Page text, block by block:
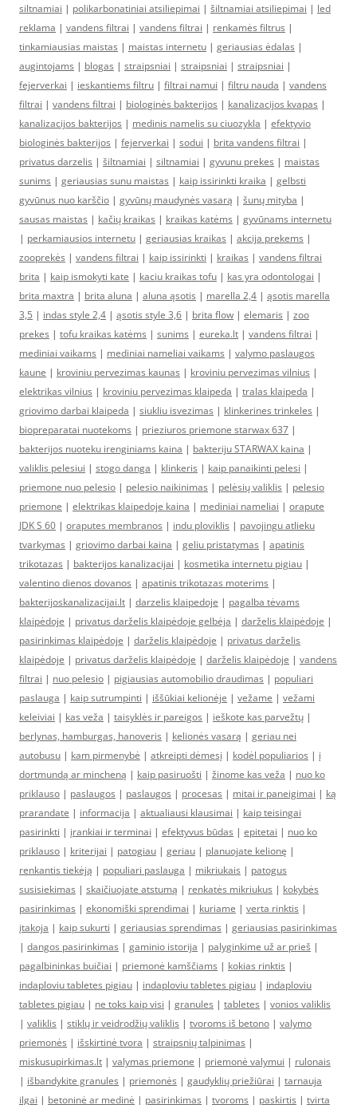
siltnamiai | polikarbonatiniai atsiliepimai | šiltnamiai atsiliepimai | led
reklama | vandens filtrai | vandens filtrai | renkamės filtrus |
tinkamiausias maistas | maistas internetu | geriausias ėdalas |
augintojams | blogas | straipsniai | straipsniai | straipsniai |
fejerverkai | ieskantiems filtru | filtrai namui | filtru nauda | vandens
filtrai | vandens filtrai | biologinės bakterijos | kanalizacijos kvapas |
kanalizacijos bakterijos | medinis namelis su ciuozykla | efektyvio
biologinės bakterijos | fejerverkai | sodui | brita vandens filtrai |
privatus darzelis | šiltnamiai | siltnamiai | gyvunu prekes | maistas
sunims | geriausias sunu maistas | kaip issirinkti kraika | gelbsti
gyvūnus nuo karščio | gyvūnų maudynės vasarą | šunų mityba |
sausas maistas | kačių kraikas | kraikas katėms | gyvūnams internetu
| perkamiausios internetu | geriausias kraikas | akcija prekems |
zooprekės | vandens filtrai | kaip issirinkti | kraikas | vandens filtrai
brita | kaip ismokyti kate | kaciu kraikas tofu | kas yra odontologai |
brita maxtra | brita aluna | aluna ąsotis | marella 2,4 | ąsotis marella
3,5 | indas style 2,4 | ąsotis style 3,6 | brita flow | elemaris | zoo
prekes | tofu kraikas katėms | sunims | eureka.lt | vandens filtrai |
mediniai vaikams | mediniai nameliai vaikams | valymo paslaugos
kaune | kroviniu pervezimas kaunas | kroviniu pervezimas vilnius |
elektrikas vilnius | kroviniu pervezimas klaipeda | tralas klaipeda |
griovimo darbai klaipeda | siukliu isvezimas | klinkerines trinkeles |
biopreparatai nuotekoms | prieziuros priemone starwax 637 |
bakterijos nuoteku irenginiams kaina | bakteriju STARWAX kaina |
valiklis pelesiui | stogo danga | klinkeris | kaip panaikinti pelesi |
priemone nuo pelesio | pelesio naikinimas | pelėsių valiklis | pelesio
priemone | elektrikas klaipedoje kaina | mediniai nameliai | orapute
JDK S 60 | oraputes membranos | indu ploviklis | pavojingu atlieku
tvarkymas | griovimo darbai kaina | geliu pristatymas | apatinis
trikotazas | bakterijos kanalizacijai | kosmetika internetu pigiau |
valentino dienos dovanos | apatinis trikotazas moterims |
bakterijoskanalizacijai.lt | darzelis klaipedoje | pagalba tėvams
klaipėdoje | privatus darželis klaipėdoje gelbėja | darželis klaipėdoje |
pasirinkimas klaipėdoje | darželis klaipėdoje | privatus darželis
klaipėdoje | privatus darželis klaipėdoje | darželis klaipėdoje | vandens
filtrai | nuo pelesio | pigiausias automobilio draudimas | populiari
paslauga | kaip sutrumpinti | iššūkiai kelionėje | vežame | vežami
keleiviai | kas veža | taisyklės ir pareigos | ieškote kas parvežtų |
berlynas, hamburgas, hanoveris | kelionės vasarą | geriau nei
autobusu | kam pirmenybė | atkreipti dėmesį | kodėl populiarios | į
dortmundą ar mincheną | kaip pasiruošti | žinome kas veža | nuo ko
priklauso | paslaugos | paslaugos | procesas | mitai ir paneigimai | ką
prarandate | informacija | aktualiausi klausimai | kaip teisingai
pasirinkti | įrankiai ir terminai | efektyvus būdas | epitetai | nuo ko
priklauso | kriterijai | patogiau | geriau | planuojate kelionę |
renkantis tiekėją | populiari paslauga | mikriukais | patogus
susisiekimas | skaičiuojate atstumą | renkatės mikriukus | kokybės
pasirinkimas | ekonomiški sprendimai | kuriame | verta rinktis |
įtakoja | kaip sukurti | geriausias sprendimas | geriausias pasirinkimas
| dangos pasirinkimas | gaminio istorija | palyginkime už ar prieš |
pagalbininkas buičiai | priemonė kamščiams | kokias rinktis |
indaploviu tabletes pigiau | indaploviu tabletes pigiau | indaploviu
tabletes pigiau | ne toks kaip visi | granules | tabletes | vonios valiklis
| valiklis | stiklų ir veidrodžių valiklis | tvoroms iš betono | valymo
priemonės | išskirtinė tvora | straipsnių talpinimas |
miskusupirkimas.lt | valymas priemone | priemonė valymui | rulonais
| išbandykite granules | priemonės | gaudyklių priežiūrai | tarnauja
ilgai | betoninė ar medinė | pasirinkimas | tvoroms | paskirtis | tvirta